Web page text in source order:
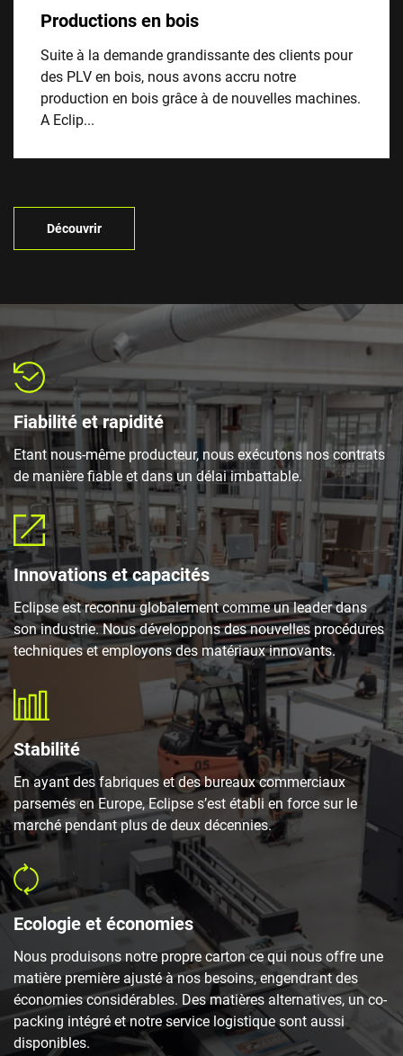
Productions en bois
Suite à la demande grandissante des clients pour
des PLV en bois, nous avons accru notre
production en bois grâce à de nouvelles machines.
A Eclip...
Découvrir
Fiabilité et rapidité
Etant nous-même producteur, nous exécutons nos contrats
de manière fiable et dans un délai imbattable.
Innovations et capacités
Eclipse est reconnu globalement comme un leader dans
son industrie. Nous développons des nouvelles procédures
techniques et employons des matériaux innovants.
Stabilité
En ayant des fabriques et des bureaux commerciaux
parsemés en Europe, Eclipse s’est établi en force sur le
marché pendant plus de deux décennies.
Ecologie et économies
Nous produisons notre propre carton ce qui nous offre une
matière première ajusté à nos besoins, engendrant des
économies considérables. Des matières alternatives, un co-
packing intégré et notre service logistique sont aussi
disponibles.